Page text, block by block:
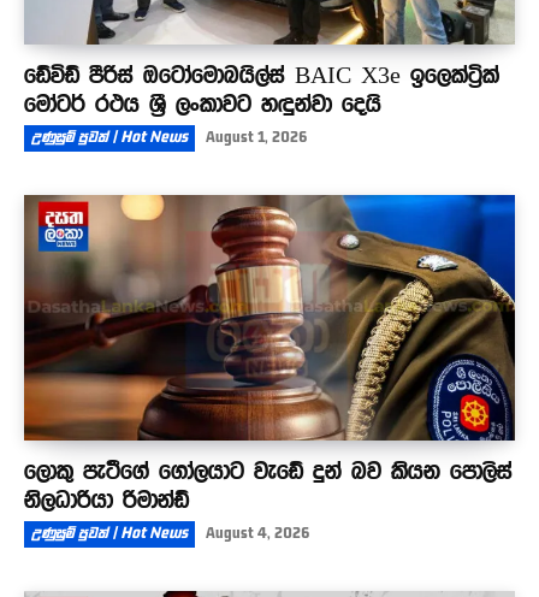
ඩේවිඩ් පීරිස් ඔටෝමොබයිල්ස් BAIC X3e ඉලෙක්ට්‍රික්
මෝටර් රථය ශ්‍රී ලංකාවට හඳුන්වා දෙයි
උණුසුම් පුවත් | Hot News August 1, 2026
ලොකු පැටීගේ ගෝලයාට වැඩේ දුන් බව කියන පොලිස්
නිලධාරියා රිමාන්ඩ්
උණුසුම් පුවත් | Hot News August 4, 2026